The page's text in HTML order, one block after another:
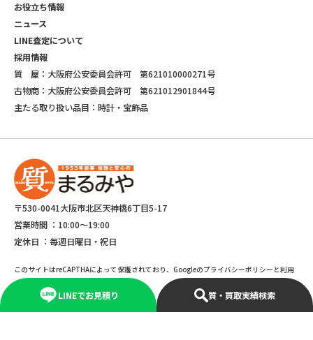
LINEでお見積り 質・買取実績検索
お役立ち情報
ニュース
LINE査定について
採用情報
質 屋：大阪府公安委員会許可 第621010000271号
古物商：大阪府公安委員会許可 第621012901844号
主たる取り扱い品目：時計・宝飾品
〒530-0041大阪市北区天神橋6丁目5-17
営業時間 ： 10:00～19:00
定休日 ： 毎週日曜日・祝日
このサイトはreCAPTHAによって保護されており、Googleのプライバシーポリシーと利用
規約が適応されます。